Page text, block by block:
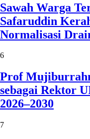
Sawah Warga
Safaruddin
Normalisasi
6
Prof
sebagai Rektor
2026–2030
7